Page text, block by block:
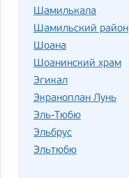
Шамилькала
Шамильский район
Шоана
Шоанинский храм
Эгикал
Экраноплан Лунь
Эль-Тюбю
Эльбрус
Эльтюбю